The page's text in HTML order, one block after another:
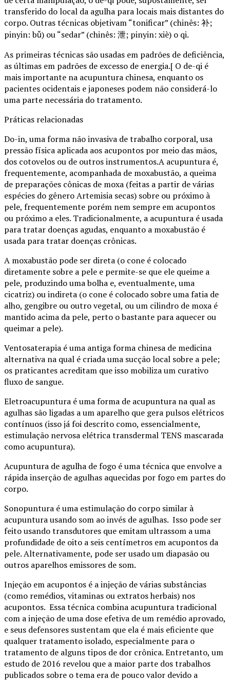
transferido do local da agulha para locais mais distantes do
corpo. Outras técnicas objetivam “tonificar” (chinês: 补;
pinyin: bǔ) ou “sedar” (chinês: 泄; pinyin: xiè) o qi.
As primeiras técnicas são usadas em padrões de deficiência,
as últimas em padrões de excesso de energia.[ O de-qi é
mais importante na acupuntura chinesa, enquanto os
pacientes ocidentais e japoneses podem não considerá-lo
uma parte necessária do tratamento.
Práticas relacionadas
Do-in, uma forma não invasiva de trabalho corporal, usa
pressão física aplicada aos acupontos por meio das mãos,
dos cotovelos ou de outros instrumentos.A acupuntura é,
frequentemente, acompanhada de moxabustão, a queima
de preparações cônicas de moxa (feitas a partir de várias
espécies do gênero Artemisia secas) sobre ou próximo à
pele, frequentemente porém nem sempre em acupontos
ou próximo a eles. Tradicionalmente, a acupuntura é usada
para tratar doenças agudas, enquanto a moxabustão é
usada para tratar doenças crônicas.
A moxabustão pode ser direta (o cone é colocado
diretamente sobre a pele e permite-se que ele queime a
pele, produzindo uma bolha e, eventualmente, uma
cicatriz) ou indireta (o cone é colocado sobre uma fatia de
alho, gengibre ou outro vegetal, ou um cilindro de moxa é
mantido acima da pele, perto o bastante para aquecer ou
queimar a pele).
Ventosaterapia é uma antiga forma chinesa de medicina
alternativa na qual é criada uma sucção local sobre a pele;
os praticantes acreditam que isso mobiliza um curativo
fluxo de sangue.
Eletroacupuntura é uma forma de acupuntura na qual as
agulhas são ligadas a um aparelho que gera pulsos elétricos
contínuos (isso já foi descrito como, essencialmente,
estimulação nervosa elétrica transdermal TENS mascarada
como acupuntura).
Acupuntura de agulha de fogo é uma técnica que envolve a
rápida inserção de agulhas aquecidas por fogo em partes do
corpo.
Sonopuntura é uma estimulação do corpo similar à
acupuntura usando som ao invés de agulhas. Isso pode ser
feito usando transdutores que emitam ultrassom a uma
profundidade de oito a seis centímetros em acupontos da
pele. Alternativamente, pode ser usado um diapasão ou
outros aparelhos emissores de som.
Injeção em acupontos é a injeção de várias substâncias
(como remédios, vitaminas ou extratos herbais) nos
acupontos. Essa técnica combina acupuntura tradicional
com a injeção de uma dose efetiva de um remédio aprovado,
e seus defensores sustentam que ela é mais eficiente que
qualquer tratamento isolado, especialmente para o
tratamento de alguns tipos de dor crônica. Entretanto, um
estudo de 2016 revelou que a maior parte dos trabalhos
publicados sobre o tema era de pouco valor devido a